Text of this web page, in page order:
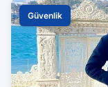
Güvenlik